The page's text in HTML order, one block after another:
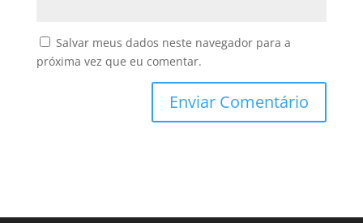
Salvar meus dados neste navegador para a
próxima vez que eu comentar.